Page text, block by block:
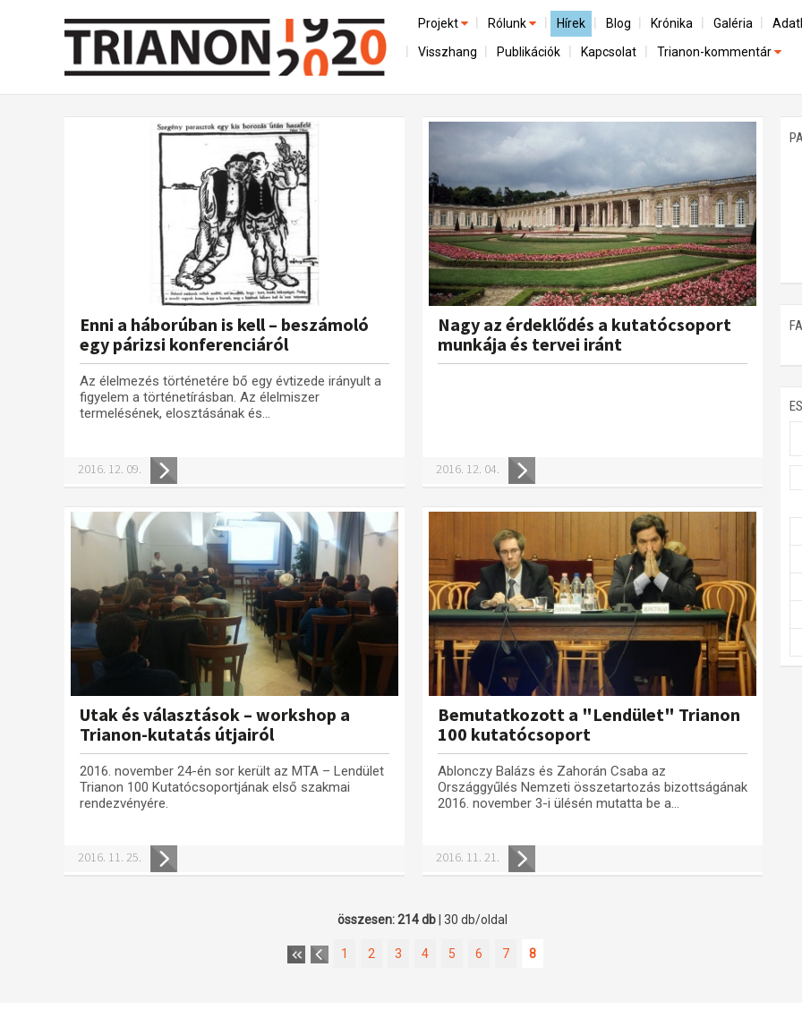
Projekt
Előzmények
Az összeomlás és a magyar társadalom
A békerendszer megszilárdulása
Utókor és emlékezet
Rólunk
A kutatócsoport működéséről
Hírek Blog Krónika Galéria
Visszhang Publikációk Kapcsolat Trianon-kommentár
Enni a háborúban is kell – beszámoló
egy párizsi konferenciáról
Az élelmezés történetére bő egy évtizede irányult a
figyelem a történetírásban. Az élelmiszer
termelésének, elosztásának és...
2016. 12. 09.
Nagy az érdeklődés a kutatócsoport
munkája és tervei iránt
2016. 12. 04.
Utak és választások – workshop a
Trianon-kutatás útjairól
2016. november 24-én sor került az MTA – Lendület
Trianon 100 Kutatócsoportjának első szakmai
rendezvényére.
2016. 11. 25.
Bemutatkozott a "Lendület" Trianon
100 kutatócsoport
Ablonczy Balázs és Zahorán Csaba az
Országgyűlés Nemzeti összetartozás bizottságának
2016. november 3-i ülésén mutatta be a...
2016. 11. 21.
összesen: 214 db | 30 db/oldal
1 2 3 4 5 6 7 8